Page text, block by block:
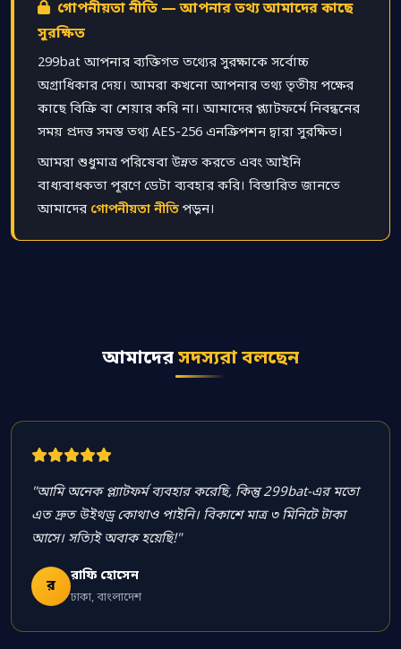
গোপনীয়তা নীতি — আপনার তথ্য আমাদের কাছে
সুরক্ষিত
299bat আপনার ব্যক্তিগত তথ্যের সুরক্ষাকে সর্বোচ্চ
অগ্রাধিকার দেয়। আমরা কখনো আপনার তথ্য তৃতীয় পক্ষের
কাছে বিক্রি বা শেয়ার করি না। আমাদের প্ল্যাটফর্মে নিবন্ধনের
সময় প্রদত্ত সমস্ত তথ্য AES-256 এনক্রিপশন দ্বারা সুরক্ষিত।
আমরা শুধুমাত্র পরিষেবা উন্নত করতে এবং আইনি
বাধ্যবাধকতা পূরণে ডেটা ব্যবহার করি। বিস্তারিত জানতে
আমাদের গোপনীয়তা নীতিপড়ুন।
আমাদেরসদস্যরা বলছেন
"আমি অনেক প্ল্যাটফর্ম ব্যবহার করেছি, কিন্তু 299bat-এর মতো
এত দ্রুত উইথড্র কোথাও পাইনি। বিকাশে মাত্র ৩ মিনিটে টাকা
আসে। সত্যিই অবাক হয়েছি!"
র
রাফি হোসেন
ঢাকা, বাংলাদেশ